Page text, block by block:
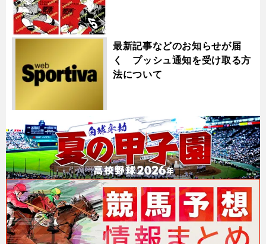
最新記事などのお知らせが届
く プッシュ通知を受け取る方
法について